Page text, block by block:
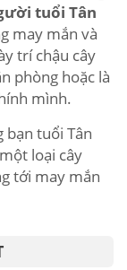
tuổi Tân
may mắn và
trí chậu cây
phòng hoặc là
mình.
tuổi Tân
loại cây
tới may mắn